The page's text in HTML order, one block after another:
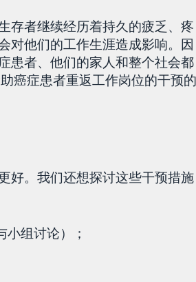
存者继续经历着持久的疲乏、疼
对他们的工作生涯造成影响。因
患者、他们的家人和整个社会都
癌症患者重返工作岗位的干预的
好。我们还想探讨这些干预措施
组讨论）；